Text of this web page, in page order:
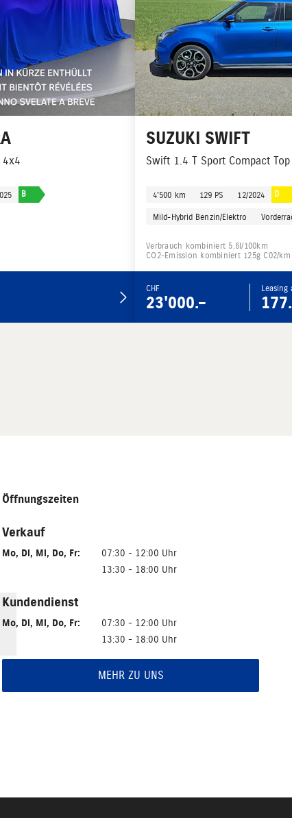
4x4
B
SUZUKI SWIFT
Swift 1.4 T Sport Compact
4'500 km 129 PS 12/2024 D
Mild-Hybrid Benzin/Elektro
Verbrauch kombiniert 5.6l/100km
CO2-Emission kombiniert 125g C02/
CHF
23'000.–
Öffnungszeiten
Verkauf
Mo, Di, Mi, Do, Fr:
07:30 - 12:00 Uhr
13:30 - 18:00 Uhr
Kundendienst
Mo, Di, Mi, Do, Fr:
07:30 - 12:00 Uhr
13:30 - 18:00 Uhr
MEHR ZU UNS